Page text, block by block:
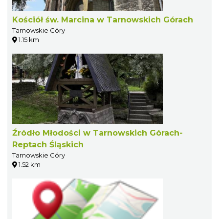
Kościół św. Marcina w Tarnowskich Górach
Tarnowskie Góry
1.15 km
Źródło Młodości w Tarnowskich Górach-
Reptach Śląskich
Tarnowskie Góry
1.52 km